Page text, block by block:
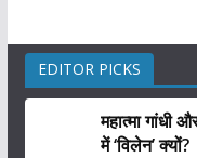
EDITOR PICKS
महात्मा गांधी
में ‘विलेन’ क्यों?